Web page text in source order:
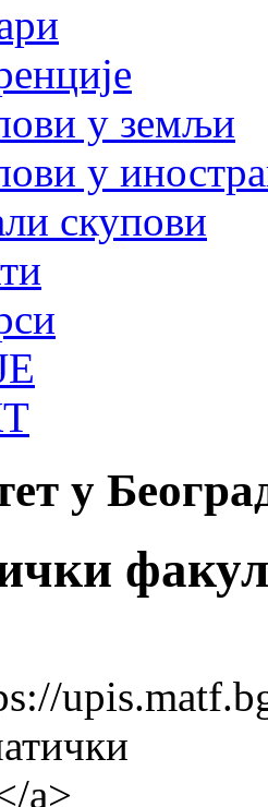
у земљи
у
скупови
у